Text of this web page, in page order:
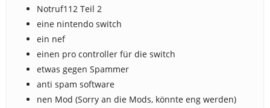
Notruf112 Teil 2
eine nintendo switch
ein nef
einen pro controller für die switch
etwas gegen Spammer
anti spam software
nen Mod (Sorry an die Mods, könnte eng werden)